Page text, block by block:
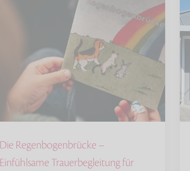
Die Regenbogenbrücke –
Einfühlsame Trauerbegleitung für